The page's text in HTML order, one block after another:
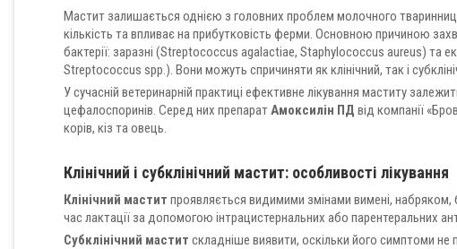
Мастит залишається однією з головних проблем молочного
кількість та впливає на прибутковість ферми. Основною причиною
бактерії: заразні (Streptococcus agalactiae, Staphylococcus aureus) та
Streptococcus spp.). Вони можуть спричиняти як клінічний, так і
У сучасній ветеринарній практиці ефективне лікування маститу
цефалоспоринів. Серед них препаратАмоксилін ПД від компанії
корів, кіз та овець.
Клінічний і субклінічний мастит: особливості лікування
Клінічний мастит проявляється видимими змінами вимені,
час лактації за допомогою інтрацистернальних або парентеральних
Субклінічний мастит складніше виявити, оскільки його симптоми не